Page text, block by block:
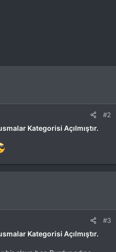
#2
Kategorisi Açılmıştır.
#3
Kategorisi Açılmıştır.